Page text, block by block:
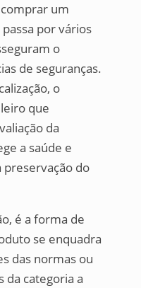
um
por vários
o
de seguranças.
o
que
da
a saúde e
preservação do
é a forma de
se enquadra
das normas ou
da categoria a